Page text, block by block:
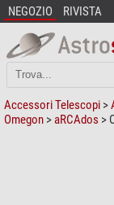
NEGOZIO RIVISTA
Accessori Telescopi >
Omegon >aRCAdos >